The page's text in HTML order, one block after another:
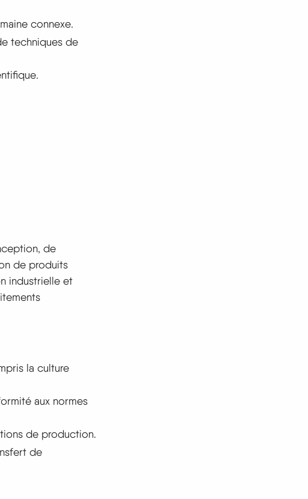
connexe.
techniques de
de
de produits
industrielle et
la culture
aux normes
de production.
de